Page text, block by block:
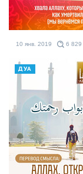
10 янв. 2019 6 829
ДУА